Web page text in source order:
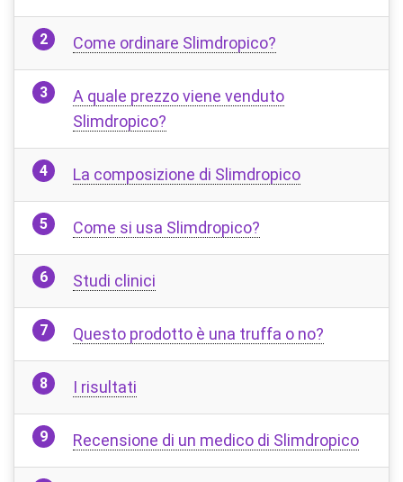
Come ordinare Slimdropico?
A quale prezzo viene venduto
Slimdropico?
La composizione di Slimdropico
Come si usa Slimdropico?
Studi clinici
Questo prodotto è una truffa o no?
I risultati
Recensione di un medico di Slimdropico